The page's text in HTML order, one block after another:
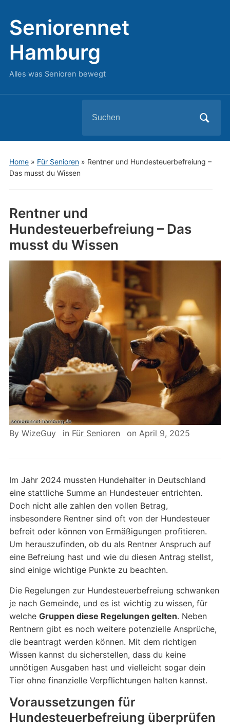
Seniorennet
Hamburg
Alles was Senioren bewegt
for:
Home» Für Senioren» Rentner und Hundesteuerbefreiung –
Das musst du Wissen
Rentner und
Hundesteuerbefreiung – Das
musst du Wissen
By WizeGuy in Für Senioren on April 9, 2025
Im Jahr 2024 mussten Hundehalter in Deutschland
eine stattliche Summe an Hundesteuer entrichten.
Doch nicht alle zahlen den vollen Betrag,
insbesondere Rentner sind oft von der Hundesteuer
befreit oder können von Ermäßigungen profitieren.
Um herauszufinden, ob du als Rentner Anspruch auf
eine Befreiung hast und wie du diesen Antrag stellst,
sind einige wichtige Punkte zu beachten.
Die Regelungen zur Hundesteuerbefreiung schwanken
je nach Gemeinde, und es ist wichtig zu wissen, für
welche Gruppen diese Regelungen gelten. Neben
Rentnern gibt es noch weitere potenzielle Ansprüche,
die beantragt werden können. Mit dem richtigen
Wissen kannst du sicherstellen, dass du keine
unnötigen Ausgaben hast und vielleicht sogar dein
Tier ohne finanzielle Verpflichtungen halten kannst.
Voraussetzungen für
Hundesteuerbefreiung überprüfen